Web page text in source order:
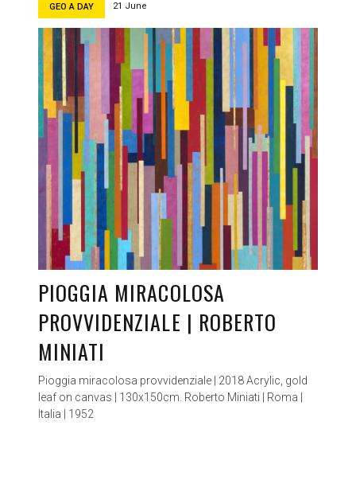
GEO A DAY 21 June
PIOGGIA MIRACOLOSA
PROVVIDENZIALE | ROBERTO
MINIATI
Pioggia miracolosa provvidenziale | 2018 Acrylic, gold
leaf on canvas | 130x150cm. Roberto Miniati | Roma |
Italia | 1952